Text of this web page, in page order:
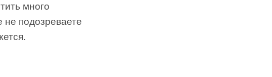
много
не подозреваете